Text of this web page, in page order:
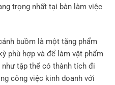
trọng nhất tại bàn làm việc
buồm là một tặng phẩm
phù hợp và để làm vật phẩm
tập thể có thành tích đi
công việc kinh doanh với